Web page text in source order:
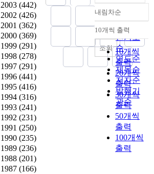
2003 (442)
2002 (426)
2001 (362)
2000 (369)
1999 (291)
1998 (278)
1997 (291)
1996 (441)
1995 (416)
1994 (316)
1993 (241)
1992 (231)
1991 (250)
1990 (235)
1989 (236)
1988 (201)
1987 (166)
정확도
순
인기도
순
연도순
제목순
저자순
발행기
관순
내림차순
내림차순
10개씩 출력
10개씩
출력
20개씩
출력
30개씩
출력
50개씩
출력
100개씩
출력
조회